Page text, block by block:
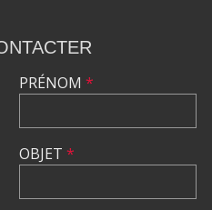
PRÉNOM *
OBJET *